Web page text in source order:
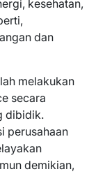
kesehatan,
dan
melakukan
secara
dibidik.
perusahaan
demikian,